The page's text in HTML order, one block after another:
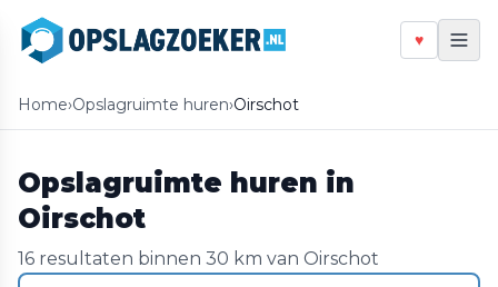
♥
Home›Opslagruimte huren›Oirschot
Opslagruimte huren in
Oirschot
16 resultaten binnen 30 km van Oirschot